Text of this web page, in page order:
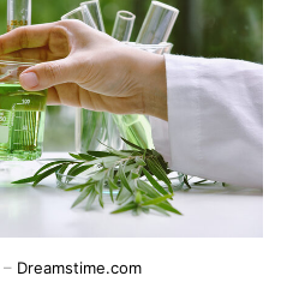
– Dreamstime.com